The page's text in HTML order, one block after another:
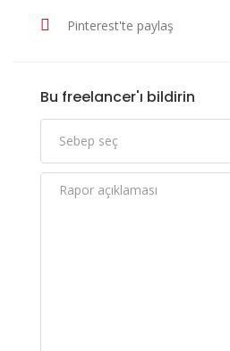
Pinterest'te paylaş
Bu freelancer'ı bildirin